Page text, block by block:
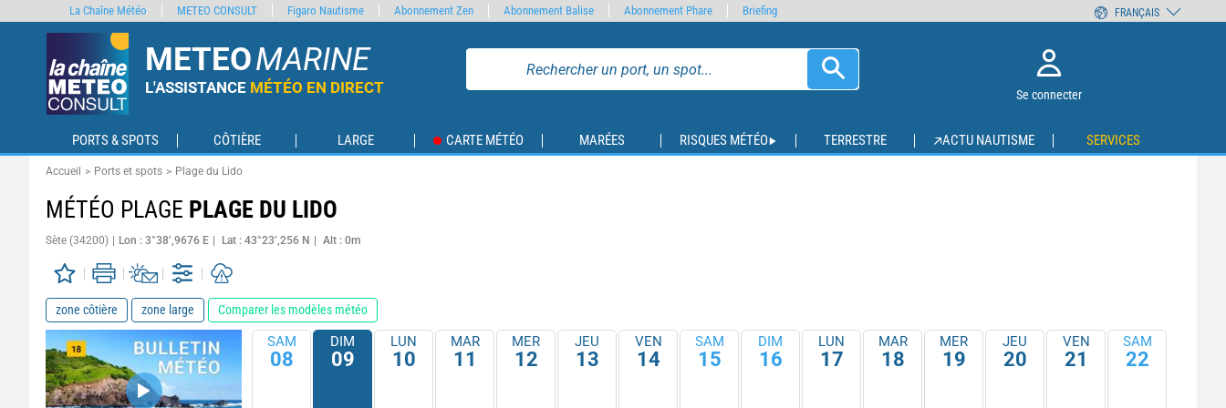
METEOMARINE
L'ASSISTANCE MÉTÉO EN DIRECT Se connecter
PORTS & SPOTS CÔTIÈRE LARGE CARTE MÉTÉO MARÉES RISQUES MÉTÉO TERRESTRE ACTU NAUTISME SERVICES
Accueil Ports et spots Plage du Lido
MÉTÉO PLAGE PLAGE DU LIDO
Sète (34200) Lon : 3°38’,9676 E Lat : 43°23’,256 N Alt : 0m
zone côtière zone large Comparer les modèles météo
SAM
08
DIM
09
LUN
10
MAR
11
MER
12
JEU
13
VEN
14
SAM
15
DIM
16
LUN
17
MAR
18
MER
19
JEU
20
VEN
21
SAM
22
La Chaîne Météo METEO CONSULT Figaro Nautisme Abonnement Zen Abonnement Balise Abonnement Phare Briefing FRANÇAIS